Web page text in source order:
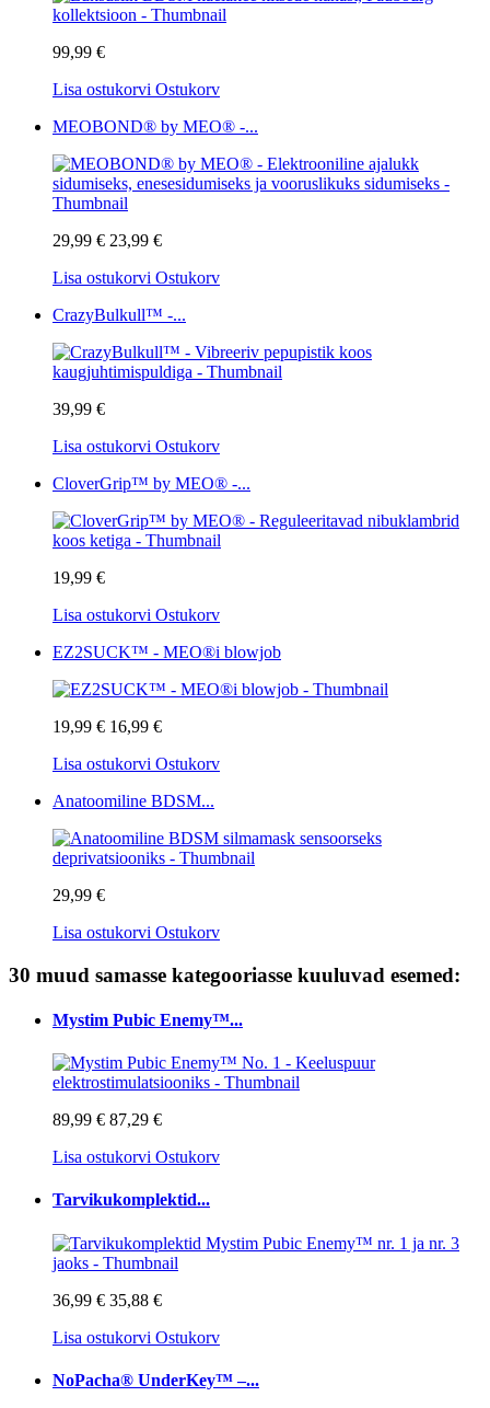
99,99 €
Lisa ostukorvi Ostukorv
MEOBOND® by MEO® -...
29,99 € 23,99 €
Lisa ostukorvi Ostukorv
CrazyBulkull™ -...
39,99 €
Lisa ostukorvi Ostukorv
CloverGrip™ by MEO® -...
19,99 €
Lisa ostukorvi Ostukorv
EZ2SUCK™ - MEO®i blowjob
19,99 € 16,99 €
Lisa ostukorvi Ostukorv
Anatoomiline BDSM...
29,99 €
Lisa ostukorvi Ostukorv
30 muud samasse kategooriasse kuuluvad esemed:
Mystim Pubic Enemy™...
89,99 € 87,29 €
Lisa ostukorvi Ostukorv
Tarvikukomplektid...
36,99 € 35,88 €
Lisa ostukorvi Ostukorv
NoPacha® UnderKey™ –...